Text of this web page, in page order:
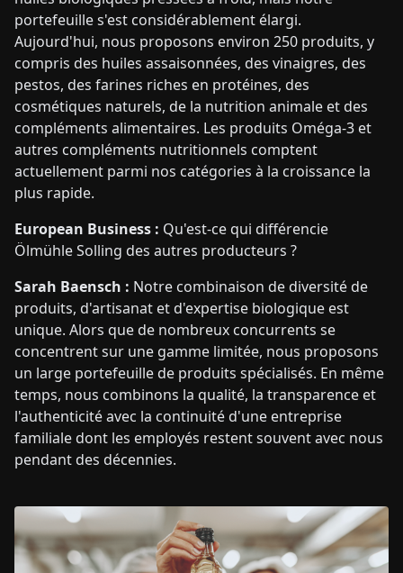
portefeuille s'est considérablement élargi.
Aujourd'hui, nous proposons environ 250 produits, y
compris des huiles assaisonnées, des vinaigres, des
pestos, des farines riches en protéines, des
cosmétiques naturels, de la nutrition animale et des
compléments alimentaires. Les produits Oméga-3 et
autres compléments nutritionnels comptent
actuellement parmi nos catégories à la croissance la
plus rapide.
European Business : Qu'est-ce qui différencie
Ölmühle Solling des autres producteurs ?
Sarah Baensch : Notre combinaison de diversité de
produits, d'artisanat et d'expertise biologique est
unique. Alors que de nombreux concurrents se
concentrent sur une gamme limitée, nous proposons
un large portefeuille de produits spécialisés. En même
temps, nous combinons la qualité, la transparence et
l'authenticité avec la continuité d'une entreprise
familiale dont les employés restent souvent avec nous
pendant des décennies.